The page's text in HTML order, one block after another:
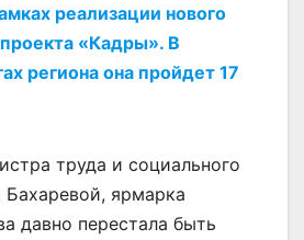
реализации нового
«Кадры». В
региона она пройдет 17
труда и социального
Бахаревой, ярмарка
давно перестала быть